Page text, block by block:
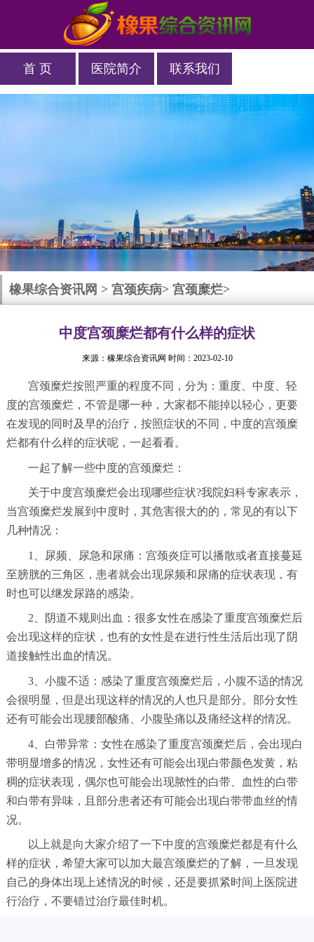
首 页 医院简介 联系我们
橡果综合资讯网 >宫颈疾病>宫颈糜烂>
中度宫颈糜烂都有什么样的症状
来源： 橡果综合资讯网 时间：2023-02-10
宫颈糜烂按照严重的程度不同，分为：重度、中度、轻
度的宫颈糜烂，不管是哪一种，大家都不能掉以轻心，更要
在发现的同时及早的治疗，按照症状的不同，中度的宫颈糜
烂都有什么样的症状呢，一起看看。
一起了解一些中度的宫颈糜烂：
关于中度宫颈糜烂会出现哪些症状?我院妇科专家表示，
当宫颈糜烂发展到中度时，其危害很大的的，常见的有以下
几种情况：
1、尿频、尿急和尿痛：宫颈炎症可以播散或者直接蔓延
至膀胱的三角区，患者就会出现尿频和尿痛的症状表现，有
时也可以继发尿路的感染。
2、阴道不规则出血：很多女性在感染了重度宫颈糜烂后
会出现这样的症状，也有的女性是在进行性生活后出现了阴
道接触性出血的情况。
3、小腹不适：感染了重度宫颈糜烂后，小腹不适的情况
会很明显，但是出现这样的情况的人也只是部分。部分女性
还有可能会出现腰部酸痛、小腹坠痛以及痛经这样的情况。
4、白带异常：女性在感染了重度宫颈糜烂后，会出现白
带明显增多的情况，女性还有可能会出现白带颜色发黄，粘
稠的症状表现，偶尔也可能会出现脓性的白带、血性的白带
和白带有异味，且部分患者还有可能会出现白带带血丝的情
况。
以上就是向大家介绍了一下中度的宫颈糜烂都是有什么
样的症状，希望大家可以加大最宫颈糜烂的了解，一旦发现
自己的身体出现上述情况的时候，还是要抓紧时间上医院进
行治疗，不要错过治疗最佳时机。